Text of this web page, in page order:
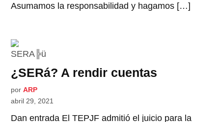
Asumamos la responsabilidad y hagamos […]
¿SERá? A rendir cuentas
por ARP
abril 29, 2021
Dan entrada El TEPJF admitió el juicio para la